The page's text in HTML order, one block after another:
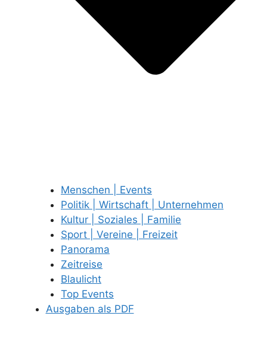
Menschen | Events
Politik | Wirtschaft | Unternehmen
Kultur | Soziales | Familie
Sport | Vereine | Freizeit
Panorama
Zeitreise
Blaulicht
Top Events
Ausgaben als PDF